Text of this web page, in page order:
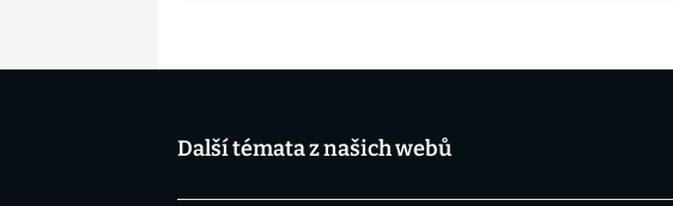
Další témata z našich webů